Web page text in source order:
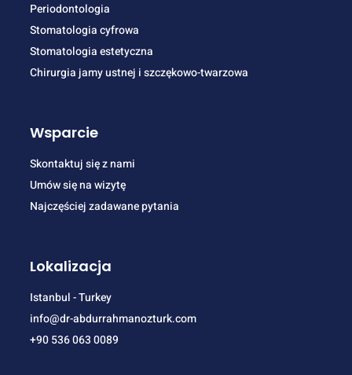
Periodontologia
Stomatologia cyfrowa
Stomatologia estetyczna
Chirurgia jamy ustnej i szczękowo-twarzowa
Wsparcie
Skontaktuj się z nami
Umów się na wizytę
Najczęściej zadawane pytania
Lokalizacja
Istanbul - Turkey
info@dr-abdurrahmanozturk.com
+90 536 063 0089